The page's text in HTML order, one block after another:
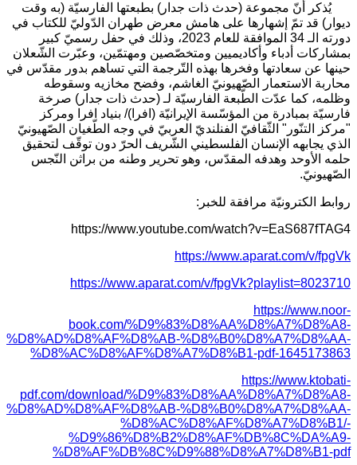
يُذكر أنّ مجموعة (حدث ذات جدار) بطبعتها الفارسيّة (به وقت
ديوار) قد تمّ إشهارها على هامش معرض طهران الدّوليّ للكتاب في
دورته الـ 34 الموافقة للعام 2023، وذلك في حفل رسميّ كبير
بمشاركات أدباء وأكاديميين ومتخصّصين ومهتمّين، وعبّرت الشّعلان
حينها عن سعادتها وفخرها بهذه التّرجمة التي تساهم بدور مقدّس في
محاربة الاستعمار الصّهيونيّ الغاشم، وفضح مخازيه وسقوطه
وظلمه، كما عدّت الطّبعة الفارسيّة لـ (حدث ذات جدار) صرخة
فارسيّة بمبادرة من المؤسّسة الإيرانيّة (افرا)/ بنياد افرا ومركز
"مركز التنّور" الثّقافيّ الفنلنديّ العربيّ في وجه الطّغيان الصّهيونيّ
الذي يجابهه الإنسان الفلسطيني الشّريف الحرّ دون توقّف لتحقيق
حلمه الأوحد وهدفه المقدّس، وهو تحرير وطنه من براثن النّجس
الصّهيونيّ.
روابط الكترونيّة مرافقة للخبر:
https://www.youtube.com/watch?v=EaS687fTAG4
https://www.aparat.com/v/fpgVk
https://www.aparat.com/v/fpgVk?playlist=8023710
https://www.noor-
book.com/%D9%83%D8%AA%D8%A7%D8%A8-
%D8%AD%D8%AF%D8%AB-%D8%B0%D8%A7%D8%AA-
%D8%AC%D8%AF%D8%A7%D8%B1-pdf-1645173863
https://www.ktobati-
pdf.com/download/%D9%83%D8%AA%D8%A7%D8%A8-
%D8%AD%D8%AF%D8%AB-%D8%B0%D8%A7%D8%AA-
%D8%AC%D8%AF%D8%A7%D8%B1/-
%D9%86%D8%B2%D8%AF%DB%8C%DA%A9-
%D8%AF%DB%8C%D9%88%D8%A7%D8%B1-pdf